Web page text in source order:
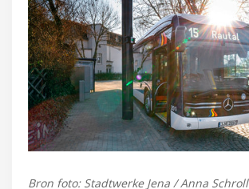
Bron foto: Stadtwerke Jena / Anna Schroll